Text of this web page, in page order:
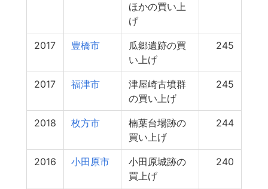
ほかの買い上
げ
2017 豊橋市
瓜郷遺跡の買
い上げ
245
2017 福津市
津屋崎古墳群
の買い上げ
245
2018 枚方市
楠葉台場跡の
買い上げ
244
2016 小田原市
小田原城跡の
買上げ
240